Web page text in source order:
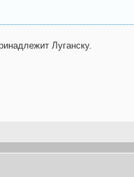
Луганску.